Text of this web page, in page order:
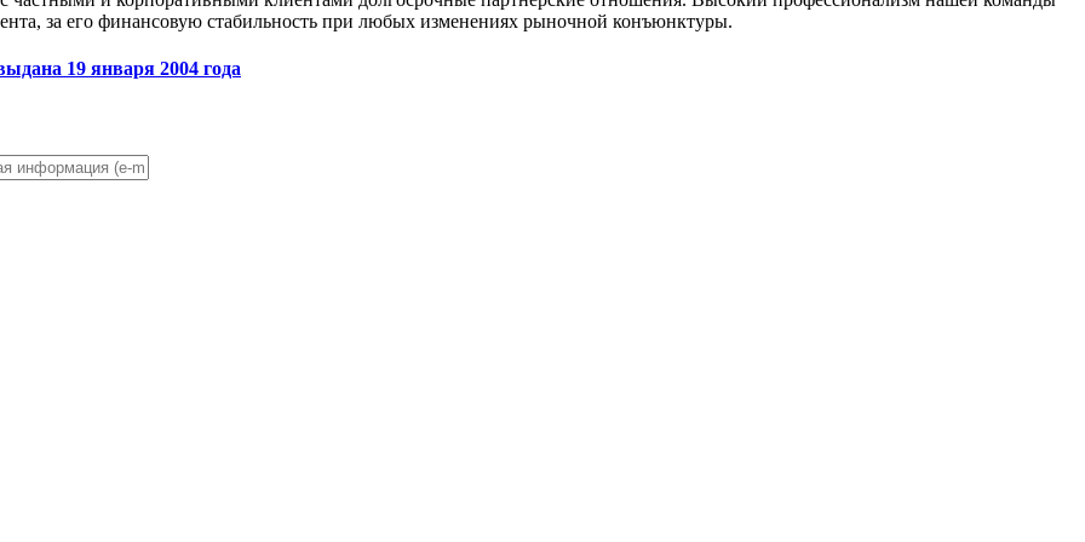
за его финансовую стабильность при любых изменениях рыночной конъюнктуры.
19 января 2004 года